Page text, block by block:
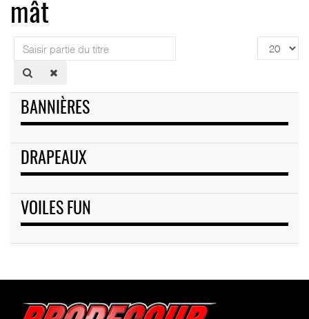
mât
Saisir
partie
du
Affichage
#
BANNIÈRES
DRAPEAUX
VOILES FUN